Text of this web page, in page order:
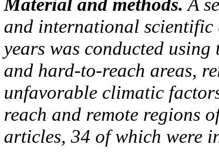
Material and methods. A
and international scientific
years was conducted
and hard-to-reach areas,
unfavorable climatic
reach and remote regions
articles, 34 of which were